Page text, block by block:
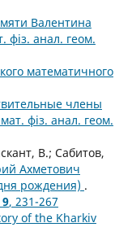
Валентина
фіз. анал. геом.
математичного
члены
фіз. анал. геом.
В.; Сабитов,
Ахметович
рождения) .
9, 231-267
of the Kharkiv